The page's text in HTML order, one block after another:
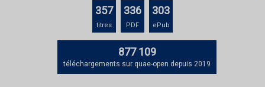
le
357
titres
336
PDF
303
ePub
877 109
téléchargements sur quae-open depuis 2019